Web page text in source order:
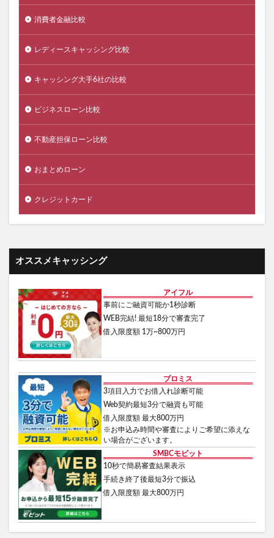
消費者金融比較
レディースキャッシング比較
キャッシング大手6社の比較
ビジネスローン比較
不動産担保ローン比較
おまとめローン
クレジットカード
オススメキャッシング
アイフル
事前にご融資可能か1秒診断
WEB完結! 最短18分で審査完了
借入限度額 1万~800万円
プロミス
3項目入力でお借入れ診断可能
Web契約最短3分で融資も可能
借入限度額 最大800万円
※お申込み時間や審査によりご希望に添えな
い場合がございます。
SMBCモビット
10秒で簡易審査結果表示
手続き終了後最短3分で振込
借入限度額 最大800万円